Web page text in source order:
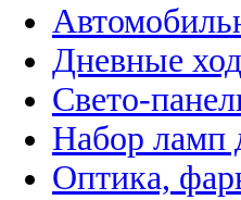
Дневные
Свето-
Набор ламп
Оптика,